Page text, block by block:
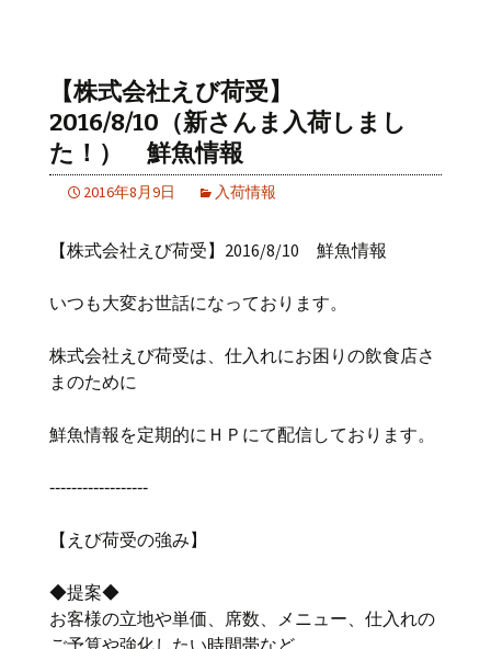
【株式会社えび荷受】
2016/8/10（新さんま入荷しまし
た！） 鮮魚情報
2016年8月9日 入荷情報
【株式会社えび荷受】2016/8/10 鮮魚情報
いつも大変お世話になっております。
株式会社えび荷受は、仕入れにお困りの飲食店さ
まのために
鮮魚情報を定期的にＨＰにて配信しております。
‐‐‐‐‐‐‐‐‐‐‐‐‐‐‐‐‐‐
【えび荷受の強み】
◆提案◆
お客様の立地や単価、席数、メニュー、仕入れの
ご予算や強化したい時間帯など